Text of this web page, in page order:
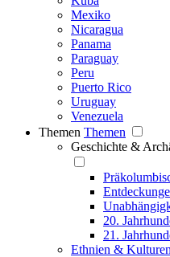
Mexiko
Nicaragua
Panama
Paraguay
Peru
Puerto Rico
Uruguay
Venezuela
Themen Themen
Geschichte &
20.
21.
Ethnien & Kulturen